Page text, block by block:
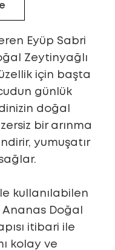
Eyüp Sabri
Zeytinyağlı
için başta
günlük
doğal
bir arınma
yumuşatır
kullanılabilen
Ananas Doğal
itibari ile
kolay ve